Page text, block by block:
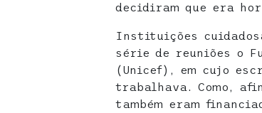
decidiram que era
Instituições
série de reuniões o
(Unicef), em cujo
trabalhava. Como,
também eram